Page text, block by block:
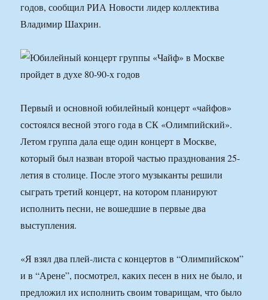
годов, сообщил РИА Новости лидер коллектива
Владимир Шахрин.
Первый и основной юбилейный концерт «чайфов»
состоялся весной этого года в СК «Олимпийский».
Летом группа дала еще один концерт в Москве,
который был назван второй частью празднования 25-
летия в столице. После этого музыканты решили
сыграть третий концерт, на котором планируют
исполнить песни, не вошедшие в первые два
выступления.
«Я взял два плей-листа с концертов в “Олимпийском”
и в “Арене”, посмотрел, каких песен в них не было, и
предложил их исполнить своим товарищам, что было